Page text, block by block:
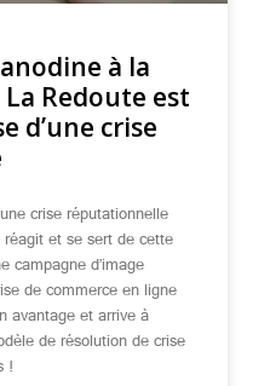
à la
Redoute est
d’une crise
crise réputationnelle
et se sert de cette
campagne d’image
de commerce en ligne
avantage et arrive à
de résolution de crise
!